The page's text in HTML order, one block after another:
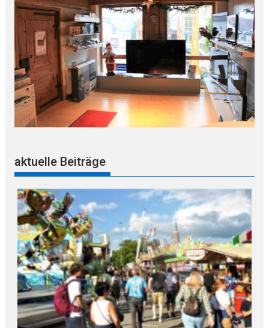
aktuelle Beiträge